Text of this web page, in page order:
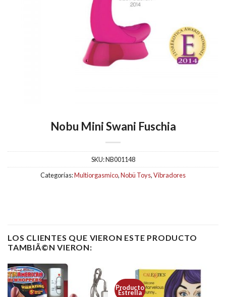
Nobu Mini Swani Fuschia
SKU:NB001148
Categorías:Multiorgasmico,Nobü Toys,Vibradores
LOS CLIENTES QUE VIERON ESTE PRODUCTO
TAMBIÃ©N VIERON:
Producto
Estrella